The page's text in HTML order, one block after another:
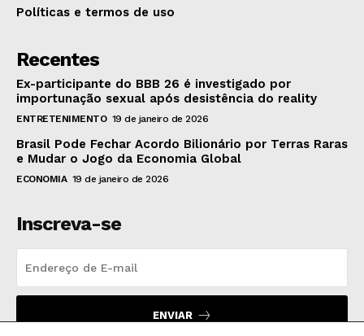
Políticas e termos de uso
Recentes
Ex-participante do BBB 26 é investigado por
importunação sexual após desistência do reality
ENTRETENIMENTO 19 de janeiro de 2026
Brasil Pode Fechar Acordo Bilionário por Terras Raras
e Mudar o Jogo da Economia Global
ECONOMIA 19 de janeiro de 2026
Inscreva-se
ENVIAR